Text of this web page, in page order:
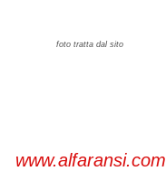
foto tratta dal sito
www.alfaransi.com